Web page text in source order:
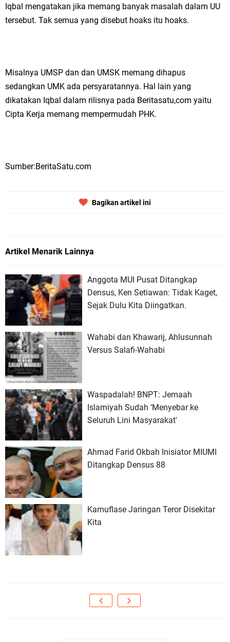
Iqbal mengatakan jika memang banyak masalah dalam UU
tersebut. Tak semua yang disebut hoaks itu hoaks.
Misalnya UMSP dan dan UMSK memang dihapus
sedangkan UMK ada persyaratannya. Hal lain yang
dikatakan Iqbal dalam rilisnya pada Beritasatu,com yaitu
Cipta Kerja memang mempermudah PHK.
Sumber:BeritaSatu.com
Bagikan artikel ini
Artikel Menarik Lainnya
Anggota MUI Pusat Ditangkap
Densus, Ken Setiawan: Tidak Kaget,
Sejak Dulu Kita Diingatkan.
Wahabi dan Khawarij, Ahlusunnah
Versus Salafi-Wahabi
Waspadalah! BNPT: Jemaah
Islamiyah Sudah ‘Menyebar ke
Seluruh Lini Masyarakat'
Ahmad Farid Okbah Inisiator MIUMI
Ditangkap Densus 88
Kamuflase Jaringan Teror Disekitar
Kita